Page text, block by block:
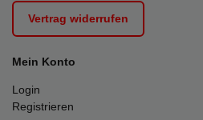
Vertrag widerrufen
Mein Konto
Login
Registrieren